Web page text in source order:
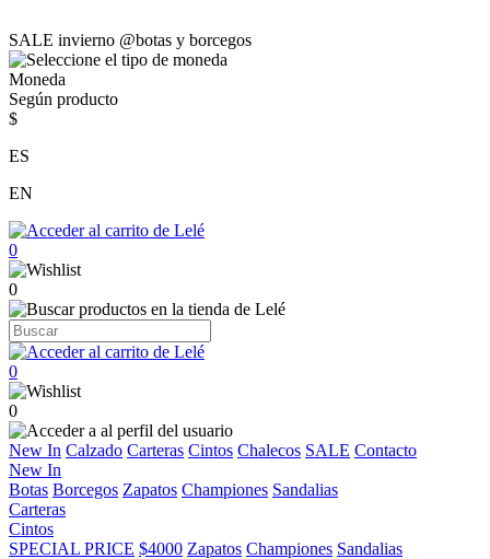
SALE invierno @botas y borcegos
Moneda
Según producto
$
ES
EN
0
0
0
0
New In Calzado Carteras Cintos Chalecos SALE Contacto
New In
Botas Borcegos Zapatos Championes Sandalias
Carteras
Cintos
SPECIAL PRICE $4000 Zapatos Championes Sandalias